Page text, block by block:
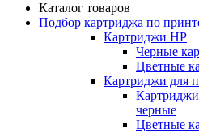
Каталог товаров
Подбор картриджа по
Картриджи HP
Черные
Цветные
Картриджи для
черные
Цветные